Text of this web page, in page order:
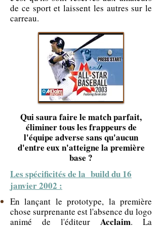
de ce sport et laissent les autres sur le
carreau.
Qui saura faire le match parfait,
éliminer tous les frappeurs de
l'équipe adverse sans qu'aucun
d'entre eux n'atteigne la première
base ?
Les spécificités de la build du 16
janvier 2002 :
En lançant le prototype, la première
chose surprenante est l'absence du logo
animé de l'éditeur Acclaim. La